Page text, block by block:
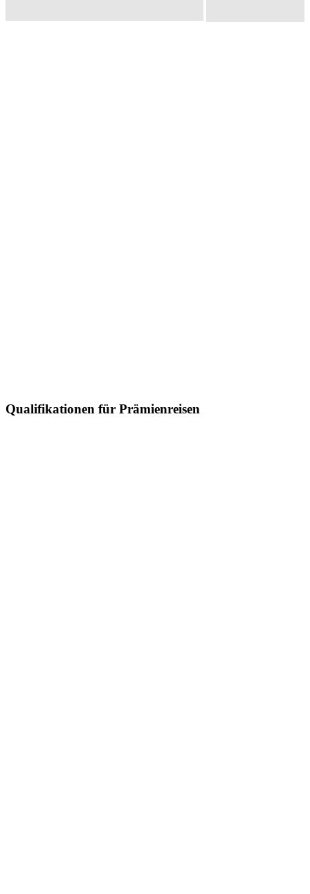
Qualifikationen für Prämienreisen